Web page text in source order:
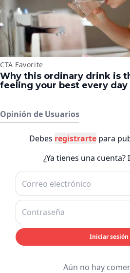
Opinión de Usuarios
Debes registrartepara
¿Ya tienes una cuenta?
Iniciar sesión
Aún no hay